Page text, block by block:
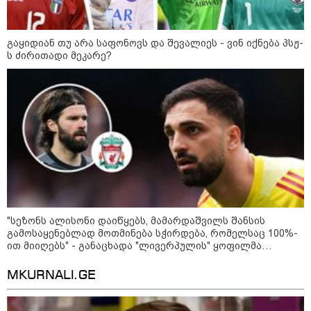
სერგო ორჯონიკიძეები,
საქართველოს აბრალებენ ომის
დაწყებას, 21-ე საუკუნის სერგო
ორჯონიკიძეები ვერ და არ
შალვა პაპუაშვილი - ახლა
90-იან წლებს, აფხაზეთის ომს და
იქ დაიწყეს ომის დანაშაულების
დაბრალება - საფიქრალი ის არის,
საიდან მოდის ეს დავალება,
რატომ ალაპარაკეს ბარამიძეს ის,
რაც ილაპარაკა
საზოგადოება
გაყიდიან თუ არა საფონოვს და შევალიეს - ვინ იქნება პსჟ-
ს ძირითადი მეკარე?
"სეზონს ალისონი დაიწყებს, მამარდაშვილს შანსის
გამოსაყენებლად მოთმინება სჭირდება, რომელსაც 100%-
ით მიიღებს" - განაცხადა "ლივერპულის" ყოფილმა
MKURNALI.GE